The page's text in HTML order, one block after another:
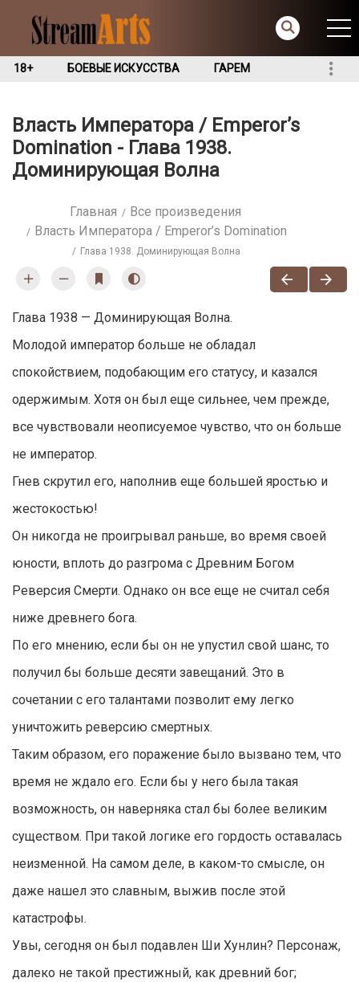
18+ БОЕВЫЕ ИСКУССТВА ГАРЕМ
Власть Императора / Emperor’s
Domination - Глава 1938.
Доминирующая Волна
Главная
Все произведения
Власть Императора / Emperor’s Domination
Глава 1938. Доминирующая Волна
Глава 1938 — Доминирующая Волна.
Молодой император больше не обладал
спокойствием, подобающим его статусу, и казался
одержимым. Хотя он был еще сильнее, чем прежде,
все чувствовали неописуемое чувство, что он больше
не император.
Гнев скрутил его, наполнив еще большей яростью и
жестокостью!
Он никогда не проигрывал раньше, во время своей
юности, вплоть до разгрома с Древним Богом
Реверсия Смерти. Однако он все еще не считал себя
ниже древнего бога.
По его мнению, если бы он не упустил свой шанс, то
получил бы больше десяти завещаний. Это в
сочетании с его талантами позволит ему легко
уничтожить реверсию смертных.
Таким образом, его поражение было вызвано тем, что
время не ждало его. Если бы у него была такая
возможность, он наверняка стал бы более великим
существом. При такой логике его гордость оставалась
неизменной. На самом деле, в каком-то смысле, он
даже нашел это славным, выжив после этой
катастрофы.
Увы, сегодня он был подавлен Ши Хунлин? Персонаж,
далеко не такой престижный, как древний бог;